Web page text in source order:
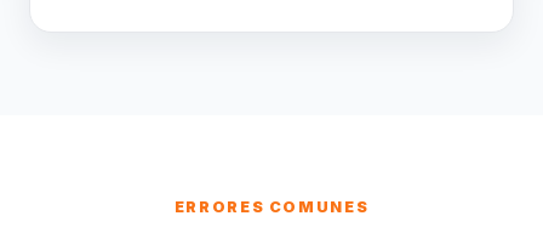
ERRORES COMUNES